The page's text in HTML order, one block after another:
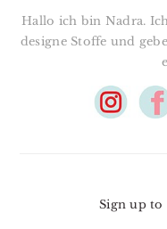
Hallo ich bin Nadra.
designe Stoffe und
Sign up to